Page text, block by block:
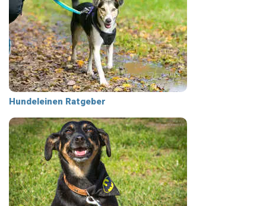
Hundeleinen Ratgeber